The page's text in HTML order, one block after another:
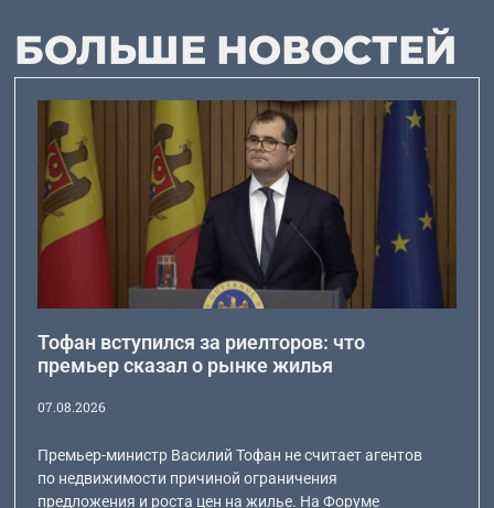
БОЛЬШЕ НОВОСТЕЙ
Тофан вступился за риелторов: что
премьер сказал о рынке жилья
07.08.2026
Премьер-министр Василий Тофан не считает агентов
по недвижимости причиной ограничения
предложения и роста цен на жилье. На Форуме